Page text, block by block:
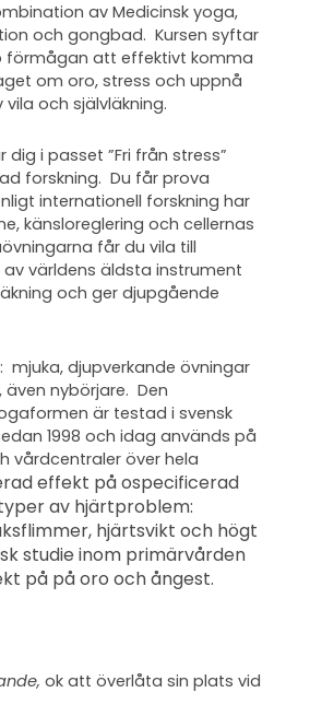
av Medicinsk yoga,
och gongbad. Kursen syftar
förmågan att effektivt komma
om oro, stress och uppnå
och självläkning.
dig i passet ”Fri från stress”
forskning. Du får prova
internationell forskning har
känsloreglering och cellernas
får du vila till
världens äldsta instrument
och ger djupgående
mjuka, djupverkande övningar
nybörjare. Den
är testad i svensk
1998 och idag används på
vårdcentraler över hela
effekt på ospecificerad
av hjärtproblem:
hjärtsvikt och högt
studie inom primärvården
på på oro och ångest.
ok att överlåta sin plats vid